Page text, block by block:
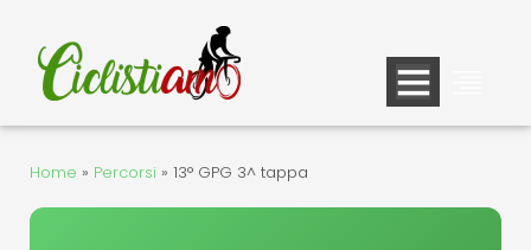
contenuto
Home » Percorsi »13° GPG 3^ tappa